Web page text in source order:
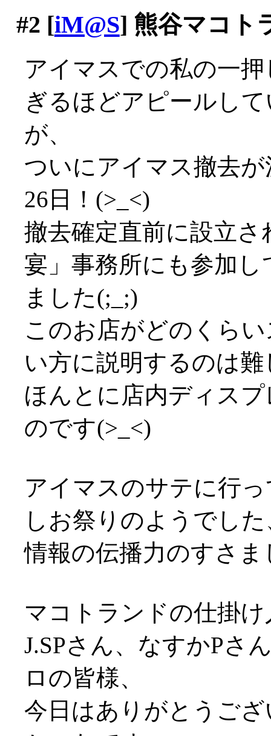
#2 [iM@S] 熊谷マコト
アイマスでの私の一
ぎるほどアピールし
が、
ついにアイマス撤去
26日！(>_<)
撤去確定直前に設立
宴」事務所にも参加
ました(;_;)
このお店がどのくら
い方に説明するのは
ほんとに店内ディス
のです(>_<)
アイマスのサテに行
しお祭りのようでし
情報の伝播力のすさ
マコトランドの仕掛
J.SPさん、なすかPさ
ロの皆様、
今日はありがとうご